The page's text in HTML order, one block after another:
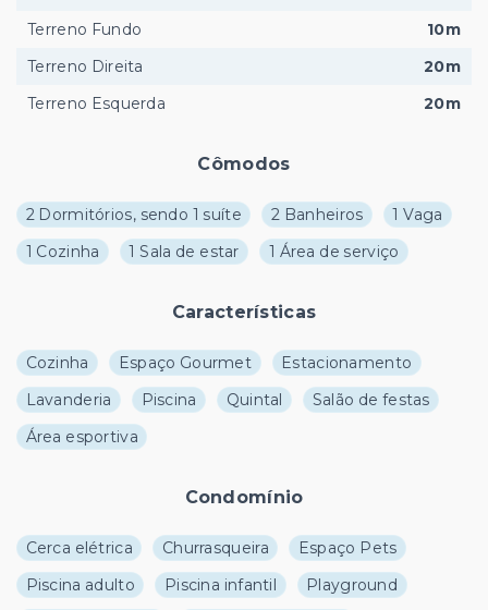
Cômodos
2 Dormitórios, sendo 1 suíte 2 Banheiros
1 Vaga
1 Cozinha
1 Sala de estar 1 Área de serviço
Características
Cozinha Espaço Gourmet
Estacionamento
Lavanderia
Piscina Quintal
Salão de festas
Área esportiva
Condomínio
Cerca elétrica Churrasqueira
Espaço Pets
Piscina adulto
Piscina infantil
Playground
Terreno Fundo
10m
Terreno Direita
20m
Terreno Esquerda
20m